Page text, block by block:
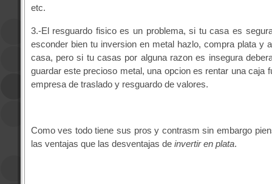
etc.
3.-El resguardo fisico es un problema, si tu casa es
esconder bien tu inversion en metal hazlo, compra plata y
casa, pero si tu casas por alguna razon es insegura
guardar este precioso metal, una opcion es rentar una caja
empresa de traslado y resguardo de valores.
Como ves todo tiene sus pros y contrasm sin embargo
las ventajas que las desventajas de invertir en plata.